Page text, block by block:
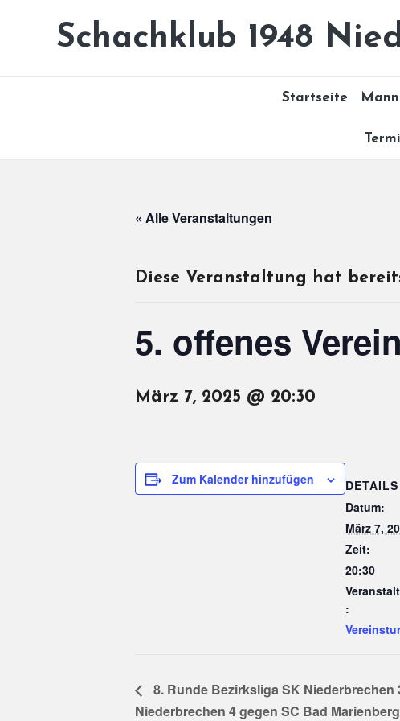
Schachklub 1948
Startseite
« Alle Veranstaltungen
Diese Veranstaltung hat
5. offenes
März 7, 2025 @ 20:30
Zum Kalender hinzufügen
DETAILS
Datum:
März 7,
Zeit:
20:30
:
8. Runde Bezirksliga SK
Niederbrechen 4 gegen SC Bad